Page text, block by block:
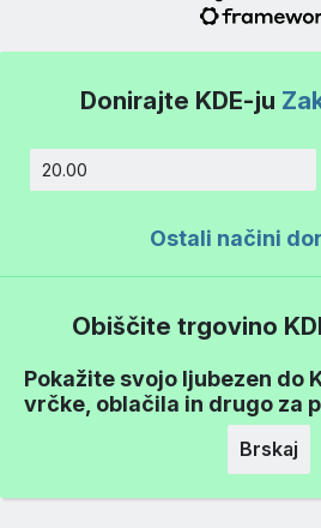
Donirajte KDE-ju
Ostali načini
Obiščite trgovino
Pokažite svojo ljubezen do
vrčke, oblačila in drugo za
Brskaj